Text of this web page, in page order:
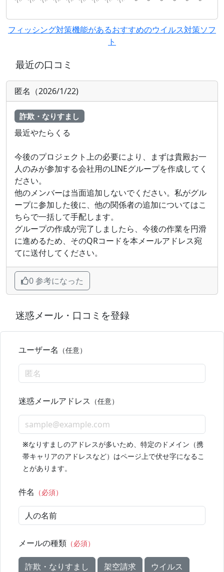
フィッシング対策機能があるおすすめのウイルス対策ソフ
ト
最近の口コミ
匿名（2026/1/22)
詐欺・なりすまし
最近やたらくる
今後のプロジェクト上の必要により、まずは貴殿お一
人のみが参加する会社用のLINEグループを作成してく
ださい。
他のメンバーは当面追加しないでください。私がグル
ープに参加した後に、他の関係者の追加についてはこ
ちらで一括して手配します。
グループの作成が完了しましたら、今後の作業を円滑
に進めるため、そのQRコードを本メールアドレス宛
てに送付してください。
0 参考になった
迷惑メール・口コミを登録
ユーザー名 （任意）
迷惑メールアドレス （任意）
※なりすましのアドレスが多いため、特定のドメイン（携
帯キャリアのアドレスなど）はページ上で伏せ字になるこ
とがあります。
件名 （必須）
メールの種類 （必須）
詐欺・なりすまし 架空請求 ウイルス